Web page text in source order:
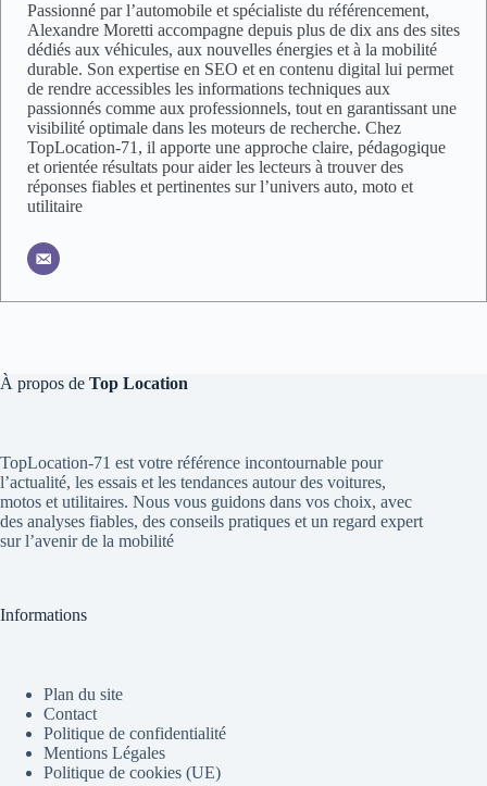
Passionné par l’automobile et spécialiste du référencement,
Alexandre Moretti accompagne depuis plus de dix ans des sites
dédiés aux véhicules, aux nouvelles énergies et à la mobilité
durable. Son expertise en SEO et en contenu digital lui permet
de rendre accessibles les informations techniques aux
passionnés comme aux professionnels, tout en garantissant une
visibilité optimale dans les moteurs de recherche. Chez
TopLocation-71, il apporte une approche claire, pédagogique
et orientée résultats pour aider les lecteurs à trouver des
réponses fiables et pertinentes sur l’univers auto, moto et
utilitaire
À propos de Top Location
TopLocation-71 est votre référence incontournable pour
l’actualité, les essais et les tendances autour des voitures,
motos et utilitaires. Nous vous guidons dans vos choix, avec
des analyses fiables, des conseils pratiques et un regard expert
sur l’avenir de la mobilité
Informations
Plan du site
Contact
Politique de confidentialité
Mentions Légales
Politique de cookies (UE)